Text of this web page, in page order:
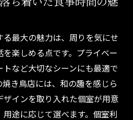
最大の魅力は、周りを気にせ
楽しめる点です。プライベー
トなど大切なシーンにも最適で
き鳥店には、和の趣を感じら
インを取り入れた個室が用意
途に応じて選べます。個室利